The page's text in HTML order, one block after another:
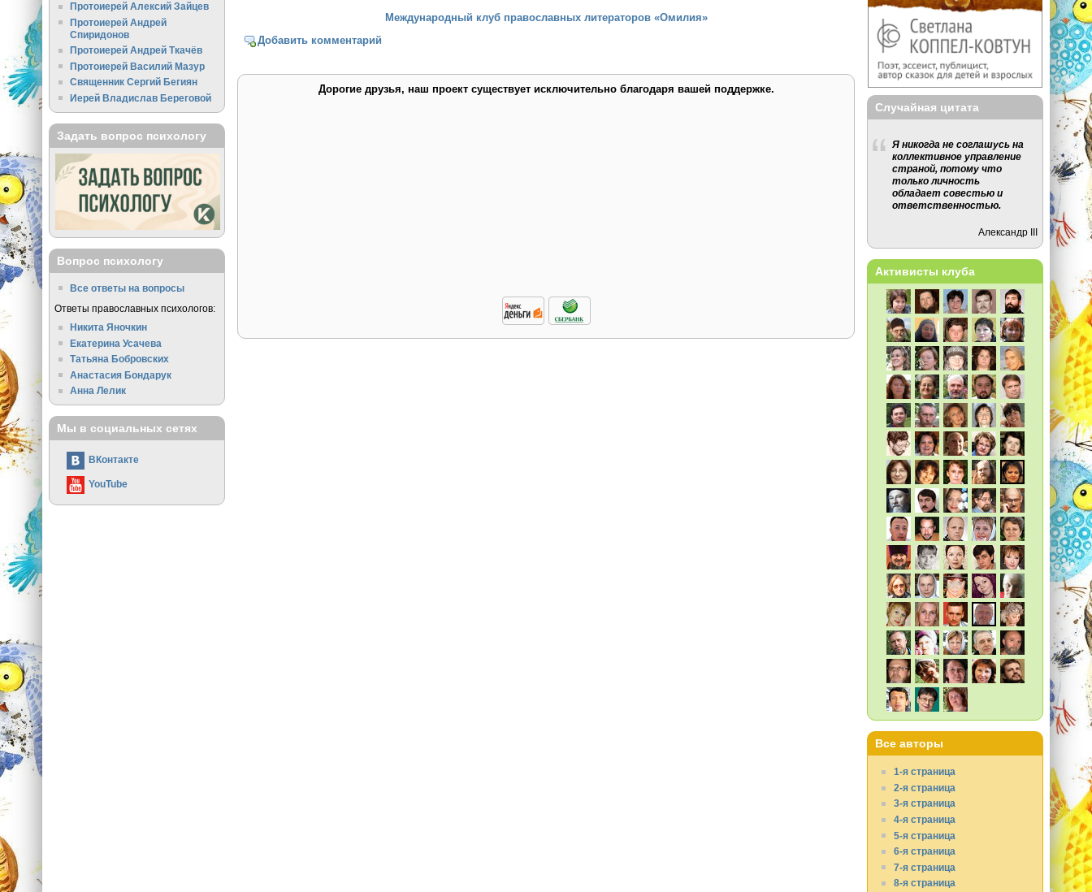
Международный клуб православных литераторов «Омилия»
Добавить комментарий
Дорогие друзья, наш проект существует исключительно благодаря вашей поддержке.
Протоиерей Алексий Зайцев
Протоиерей Андрей
Спиридонов
Протоиерей Андрей Ткачёв
Протоиерей Василий Мазур
Священник Сергий Бегиян
Иерей Владислав Береговой
Задать вопрос психологу
Вопрос психологу
Все ответы на вопросы
Ответы православных психологов:
Никита Яночкин
Екатерина Усачева
Татьяна Бобровских
Анастасия Бондарук
Анна Лелик
Мы в социальных сетях
ВКонтакте
YouTube
Случайная цитата
Я никогда не соглашусь на
коллективное управление
страной, потому что
только личность
обладает совестью и
ответственностью.
Александр III
Активисты клуба
Все авторы
1-я страница
2-я страница
3-я страница
4-я страница
5-я страница
6-я страница
7-я страница
8-я страница